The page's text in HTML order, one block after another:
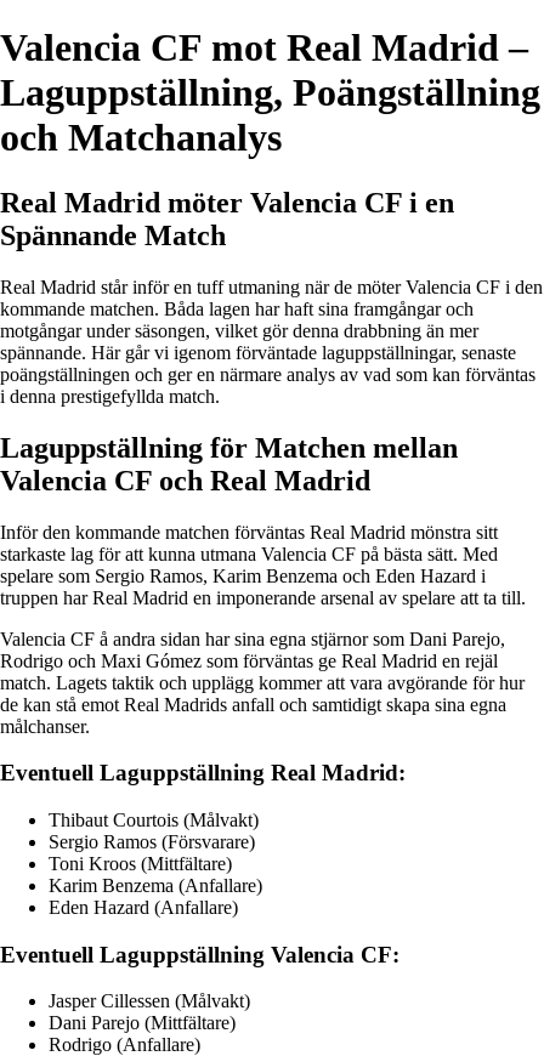
Valencia CF mot Real Madrid –
Laguppställning, Poängställning
och Matchanalys
Real Madrid möter Valencia CF i en
Spännande Match
Real Madrid står inför en tuff utmaning när de möter Valencia CF i den
kommande matchen. Båda lagen har haft sina framgångar och
motgångar under säsongen, vilket gör denna drabbning än mer
spännande. Här går vi igenom förväntade laguppställningar, senaste
poängställningen och ger en närmare analys av vad som kan förväntas
i denna prestigefyllda match.
Laguppställning för Matchen mellan
Valencia CF och Real Madrid
Inför den kommande matchen förväntas Real Madrid mönstra sitt
starkaste lag för att kunna utmana Valencia CF på bästa sätt. Med
spelare som Sergio Ramos, Karim Benzema och Eden Hazard i
truppen har Real Madrid en imponerande arsenal av spelare att ta till.
Valencia CF å andra sidan har sina egna stjärnor som Dani Parejo,
Rodrigo och Maxi Gómez som förväntas ge Real Madrid en rejäl
match. Lagets taktik och upplägg kommer att vara avgörande för hur
de kan stå emot Real Madrids anfall och samtidigt skapa sina egna
målchanser.
Eventuell Laguppställning Real Madrid:
Thibaut Courtois (Målvakt)
Sergio Ramos (Försvarare)
Toni Kroos (Mittfältare)
Karim Benzema (Anfallare)
Eden Hazard (Anfallare)
Eventuell Laguppställning Valencia CF:
Jasper Cillessen (Målvakt)
Dani Parejo (Mittfältare)
Rodrigo (Anfallare)